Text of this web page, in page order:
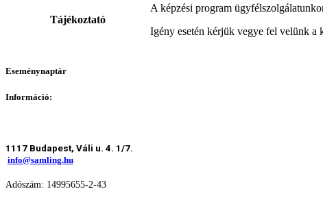
Tájékoztató
A képzési program
Igény esetén kérjük vegye fel velünk a
Eseménynaptár
Információ:
1117 Budapest, Váli u. 4. 1/7.
info@samling.hu
Adószám: 14995655-2-43